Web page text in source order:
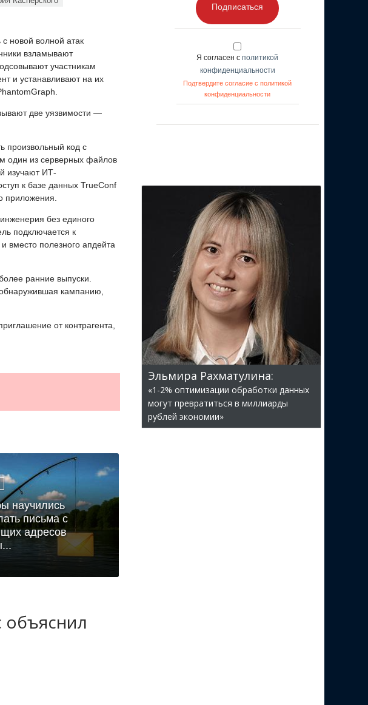
с новой волной атак
взламывают
участникам
и устанавливают на их
две уязвимости —
произвольный код с
один из серверных файлов
изучают ИТ-
к базе данных TrueConf
приложения.
без единого
подключается к
вместо полезного апдейта
ранние выпуски.
кампанию,
от контрагента,
научились
письма с
адресов
объяснил
Подписаться
Я согласен с политикой
конфиденциальности
Подтвердите согласие с политикой
конфиденциальности
Эльмира Рахматулина:
«1-2% оптимизации обработки данных
могут превратиться в миллиарды
рублей экономии»